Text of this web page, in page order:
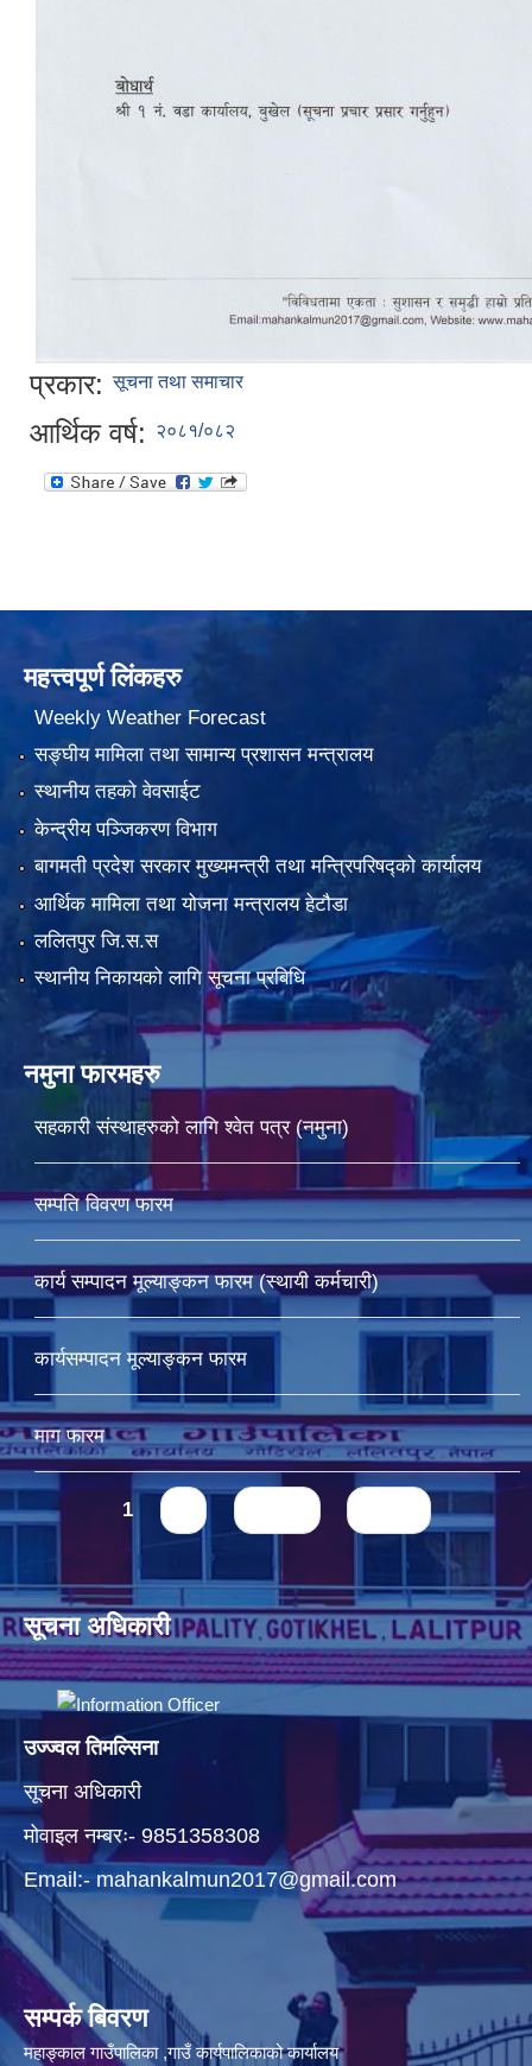
प्रकार: सूचना तथा समाचार
आर्थिक वर्ष: २०८१/०८२
महत्त्वपूर्ण लिंकहरु
Weekly Weather Forecast
सङ्घीय मामिला तथा सामान्य प्रशासन मन्त्रालय
स्थानीय तहको वेवसाईट
केन्द्रीय पञ्जिकरण विभाग
बागमती प्रदेश सरकार मुख्यमन्त्री तथा मन्त्रिपरिषद्को कार्यालय
आर्थिक मामिला तथा योजना मन्त्रालय हेटौडा
ललितपुर जि.स.स
स्थानीय निकायको लागि सूचना प्रबिधि
नमुना फारमहरु
सहकारी संस्थाहरुको लागि श्वेत पत्र (नमुना)
सम्पति विवरण फारम
कार्य सम्पादन मूल्याङ्कन फारम (स्थायी कर्मचारी)
कार्यसम्पादन मूल्याङ्कन फारम
माग फारम
Pages1
सूचना अधिकारी
उज्ज्वल तिमल्सिना
सूचना अधिकारी
मोवाइल नम्बरः- 9851358308
Email:- mahankalmun2017@gmail.com
सम्पर्क बिवरण
महाङ्काल गाउँपालिका ,गाउँ कार्यपालिकाको कार्यालय